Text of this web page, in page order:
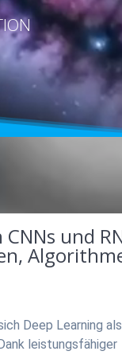
und
Deep Learning als
leistungsfähiger